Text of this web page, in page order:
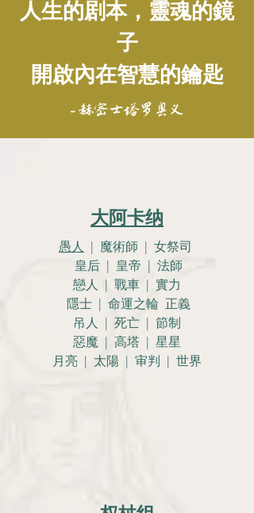
人生的剧本，靈魂的鏡
子
開啟內在智慧的鑰匙
- 赫密士塔罗奥义
大阿卡纳
愚人 | 魔術師 | 女祭司
皇后 | 皇帝 | 法師
戀人 | 戰車 | 實力
隱士 | 命運之輪 正義
吊人 | 死亡 | 節制
惡魔 | 高塔 | 星星
月亮 | 太陽 | 审判 | 世界